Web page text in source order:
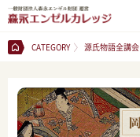
CATEGORY 源氏物語全講会